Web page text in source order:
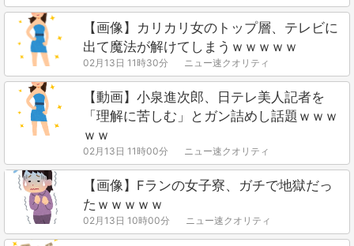
【画像】カリカリ女のトップ層、テレビに
出て魔法が解けてしまうｗｗｗｗｗ
02月13日 11時30分 ニュー速クオリティ
【動画】小泉進次郎、日テレ美人記者を
「理解に苦しむ」とガン詰めし話題ｗｗｗ
ｗｗ
02月13日 11時00分 ニュー速クオリティ
【画像】Fランの女子寮、ガチで地獄だっ
たｗｗｗｗｗ
02月13日 10時00分 ニュー速クオリティ